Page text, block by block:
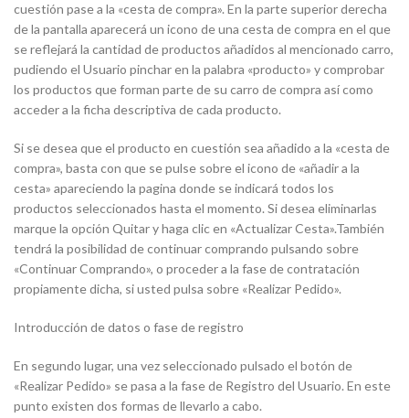
cuestión pase a la «cesta de compra». En la parte superior derecha
de la pantalla aparecerá un icono de una cesta de compra en el que
se reflejará la cantidad de productos añadidos al mencionado carro,
pudiendo el Usuario pinchar en la palabra «producto» y comprobar
los productos que forman parte de su carro de compra así como
acceder a la ficha descriptiva de cada producto.
Si se desea que el producto en cuestión sea añadido a la «cesta de
compra», basta con que se pulse sobre el icono de «añadir a la
cesta» apareciendo la pagina donde se indicará todos los
productos seleccionados hasta el momento. Si desea eliminarlas
marque la opción Quitar y haga clic en «Actualizar Cesta».También
tendrá la posibilidad de continuar comprando pulsando sobre
«Continuar Comprando», o proceder a la fase de contratación
propiamente dicha, si usted pulsa sobre «Realizar Pedido».
Introducción de datos o fase de registro
En segundo lugar, una vez seleccionado pulsado el botón de
«Realizar Pedido» se pasa a la fase de Registro del Usuario. En este
punto existen dos formas de llevarlo a cabo.